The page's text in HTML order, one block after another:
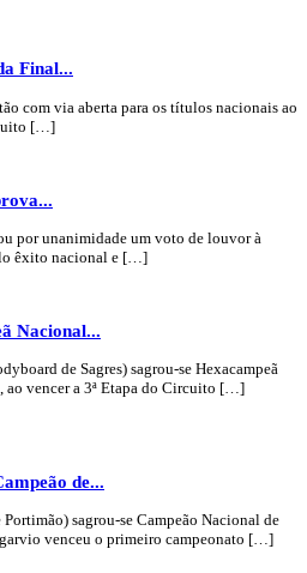
Final...
com via aberta para os títulos nacionais ao
[…]
por unanimidade um voto de louvor à
êxito nacional e […]
Nacional...
de Sagres) sagrou-se Hexacampeã
vencer a 3ª Etapa do Circuito […]
de...
sagrou-se Campeão Nacional de
venceu o primeiro campeonato […]